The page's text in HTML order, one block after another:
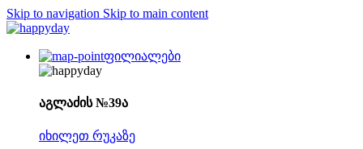
Skip to navigation Skip to main content
ფილიალები
აგლაძის №39ა
იხილეთ რუკაზე